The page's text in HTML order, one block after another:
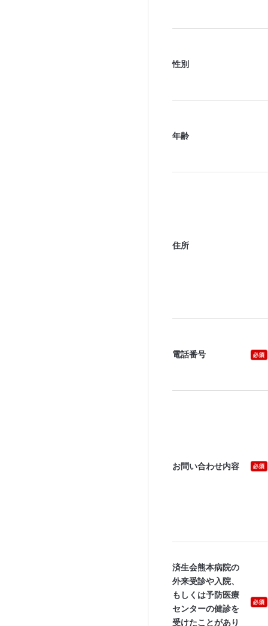
性別
年齢
住所
電話番号
お問い合わせ内容
済生会熊本病院の
外来受診や入院、
もしくは予防医療
センターの健診を
受けたことがあり